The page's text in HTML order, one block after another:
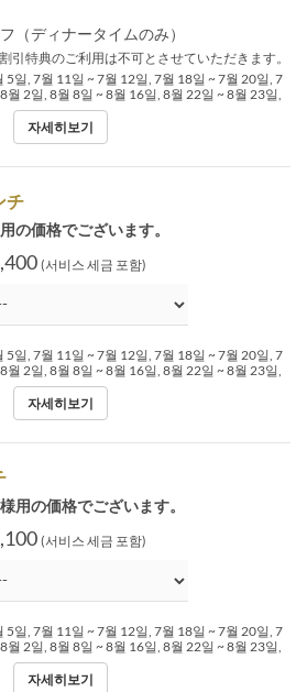
（ディナータイムのみ）
引特典のご利用は不可とさせていただきます。
5일, 7월 11일 ~ 7월 12일, 7월 18일 ~ 7월 20일, 7
월 2일, 8월 8일 ~ 8월 16일, 8월 22일 ~ 8월 23일,
자세히보기
チ
の価格でございます。
(서비스 세금 포함)
5일, 7월 11일 ~ 7월 12일, 7월 18일 ~ 7월 20일, 7
월 2일, 8월 8일 ~ 8월 16일, 8월 22일 ~ 8월 23일,
자세히보기
用の価格でございます。
(서비스 세금 포함)
5일, 7월 11일 ~ 7월 12일, 7월 18일 ~ 7월 20일, 7
월 2일, 8월 8일 ~ 8월 16일, 8월 22일 ~ 8월 23일,
자세히보기